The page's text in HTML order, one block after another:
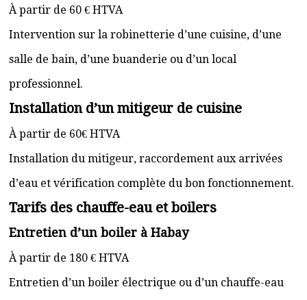
À partir de 60 € HTVA
Intervention sur la robinetterie d’une cuisine, d’une
salle de bain, d’une buanderie ou d’un local
professionnel.
Installation d’un mitigeur de cuisine
À partir de 60€ HTVA
Installation du mitigeur, raccordement aux arrivées
d’eau et vérification complète du bon fonctionnement.
Tarifs des chauffe-eau et boilers
Entretien d’un boiler à Habay
À partir de 180 € HTVA
Entretien d’un boiler électrique ou d’un chauffe-eau